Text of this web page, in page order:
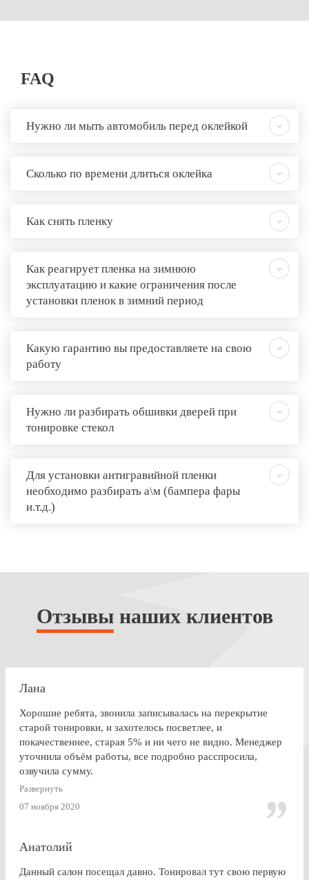
FAQ
Нужно ли мыть автомобиль перед оклейкой
Сколько по времени длиться оклейка
Как снять пленку
Как реагирует пленка на зимнюю
эксплуатацию и какие ограничения после
установки пленок в зимний период
Какую гарантию вы предоставляете на свою
работу
Нужно ли разбирать обшивки дверей при
тонировке стекол
Для установки антигравийной пленки
необходимо разбирать а\м (бампера фары
и.т.д.)
Отзывынаших клиентов
Лана
Хорошие ребята, звонила записывалась на перекрытие
старой тонировки, и захотелось посветлее, и
покачественнее, старая 5% и ни чего не видно. Менеджер
уточнила объём работы, все подробно расспросила,
озвучила сумму.
По Работе и в целом претензии нет. Только опоздала к
завершении работ, машина ждала уже готовая меня. Жаль,
что заранее не позвонили.
Развернуть
07 ноября 2020
Анатолий
Данный салон посещал давно. Тонировал тут свою первую